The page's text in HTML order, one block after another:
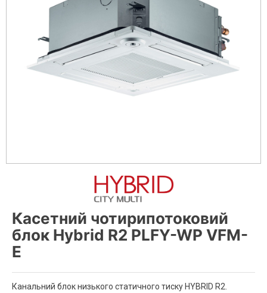
Касетний чотирипотоковий
блок Hybrid R2 PLFY-WP VFM-
E
Канальний блок низького статичного тиску HYBRID R2.